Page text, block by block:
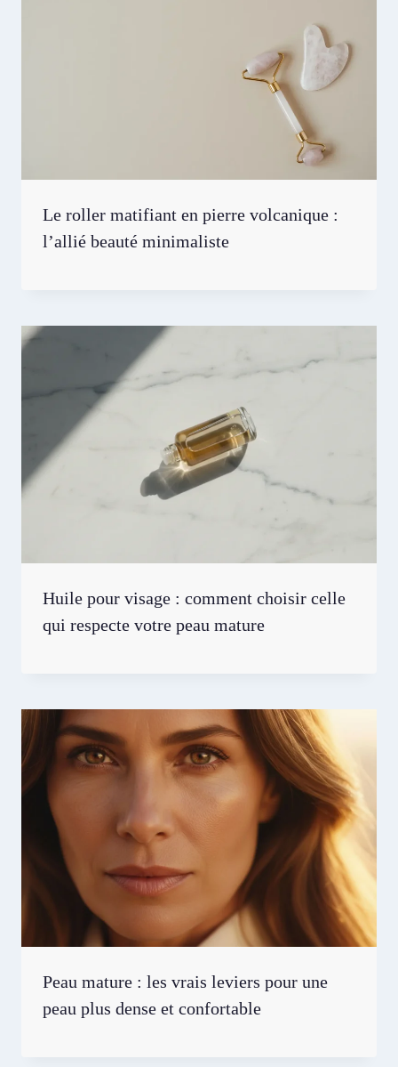
Le roller matifiant en pierre volcanique :
l’allié beauté minimaliste
Huile pour visage : comment choisir celle
qui respecte votre peau mature
Peau mature : les vrais leviers pour une
peau plus dense et confortable